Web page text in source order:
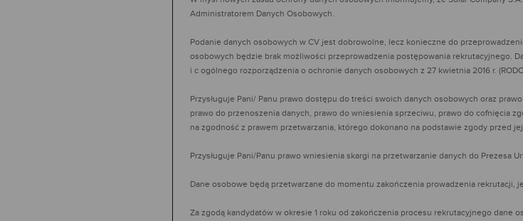
Administratorem Danych Osobowych.
Podanie danych osobowych w CV jest dobrowolne, lecz konieczne do
osobowych będzie brak możliwości przeprowadzenia postępowania rekrutacyjnego.
i c ogólnego rozporządzenia o ochronie danych osobowych z 27 kwietnia 2016 r.
Przysługuje Pani/ Panu prawo dostępu do treści swoich danych osobowych oraz
prawo do przenoszenia danych, prawo do wniesienia sprzeciwu, prawo do cofnięcia
na zgodność z prawem przetwarzania, którego dokonano na podstawie zgody przed
Przysługuje Pani/Panu prawo wniesienia skargi na przetwarzanie danych do Prezesa
Dane osobowe będą przetwarzane do momentu zakończenia prowadzenia rekrutacji,
Za zgodą kandydatów w okresie 1 roku od zakończenia procesu rekrutacyjnego dane